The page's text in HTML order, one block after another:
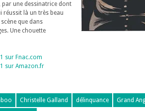
par une dessinatrice dont
réussit là un très beau
que dans
Une chouette
sur Fnac.com
sur Amazon.fr
Christelle Galland délinquance Grand